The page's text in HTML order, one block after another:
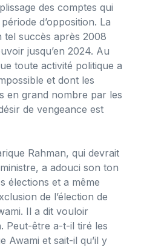
des comptes qui
d’opposition. La
tel succès après 2008
jusqu’en 2024. Au
toute activité politique a
et dont les
en grand nombre par les
de vengeance est
Rahman, qui devrait
a adouci son ton
élections et a même
de l’élection de
Il a dit vouloir
Peut-être a-t-il tiré les
Awami et sait-il qu’il y